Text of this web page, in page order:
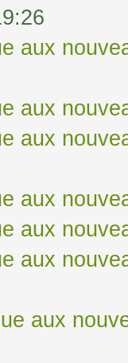
aux
aux
aux
aux
aux
aux
aux